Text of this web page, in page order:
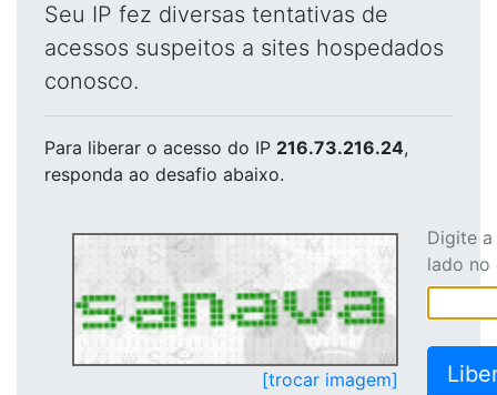
Seu IP fez diversas tentativas de
acessos suspeitos a sites hospedados
conosco.
Para liberar o acesso do IP 216.73.216.24,
responda ao desafio abaixo.
[trocar imagem]
Digite
lado no